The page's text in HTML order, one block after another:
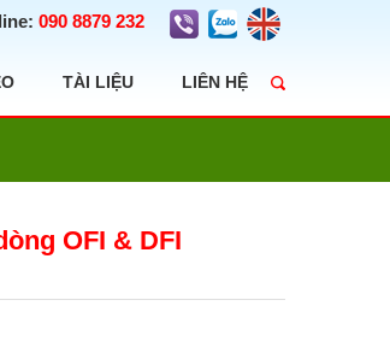
090 8879 232
TÀI LIỆU LIÊN HỆ
OFI & DFI